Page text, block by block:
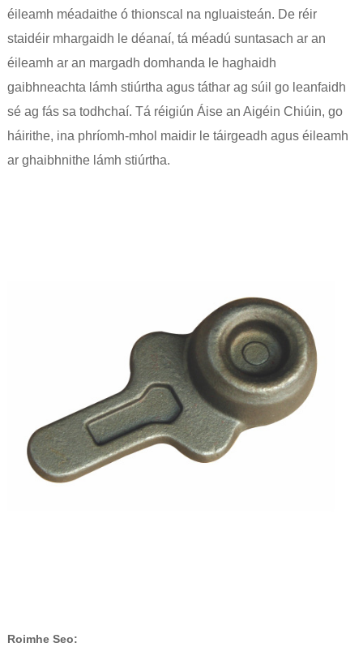
éileamh méadaithe ó thionscal na ngluaisteán. De réir
staidéir mhargaidh le déanaí, tá méadú suntasach ar an
éileamh ar an margadh domhanda le haghaidh
gaibhneachta lámh stiúrtha agus táthar ag súil go leanfaidh
sé ag fás sa todhchaí. Tá réigiún Áise an Aigéin Chiúin, go
háirithe, ina phríomh-mhol maidir le táirgeadh agus éileamh
ar ghaibhnithe lámh stiúrtha.
Roimhe Seo: